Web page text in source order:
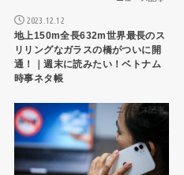
2023.12.12
地上150m全長632m世界最長のス
リリングなガラスの橋がついに開
通！｜週末に読みたい！ベトナム
時事ネタ帳
ニュース記事